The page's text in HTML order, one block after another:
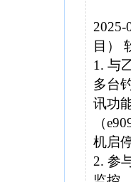
目）
1. 与
多台
讯功
（
机启
2. 参